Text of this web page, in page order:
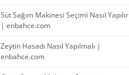
Süt Sağım Makinesi Seçimi Nasıl Yapılır
| enbahce.com
Zeytin Hasadı Nasıl Yapılmalı |
enbahce.com